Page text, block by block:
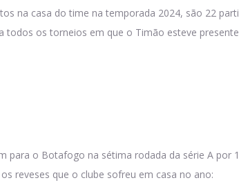
na casa do time na temporada 2024, são 22
todos os torneios em que o Timão esteve
para o Botafogo na sétima rodada da série A por
reveses que o clube sofreu em casa no ano: